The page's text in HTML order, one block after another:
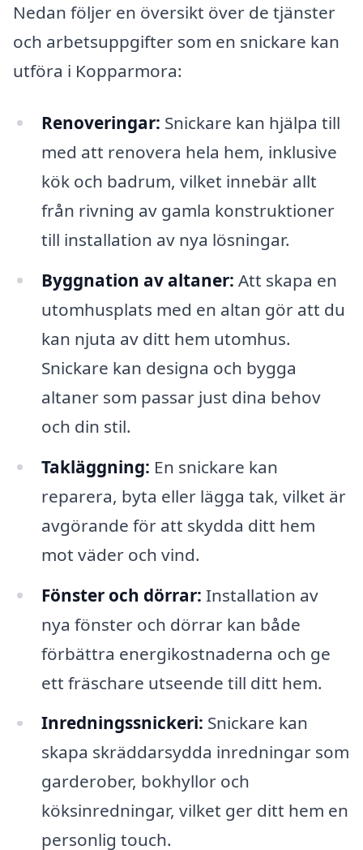
Nedan följer en översikt över de tjänster
och arbetsuppgifter som en snickare kan
utföra i Kopparmora:
Renoveringar: Snickare kan hjälpa till
med att renovera hela hem, inklusive
kök och badrum, vilket innebär allt
från rivning av gamla konstruktioner
till installation av nya lösningar.
Byggnation av altaner: Att skapa en
utomhusplats med en altan gör att du
kan njuta av ditt hem utomhus.
Snickare kan designa och bygga
altaner som passar just dina behov
och din stil.
Takläggning: En snickare kan
reparera, byta eller lägga tak, vilket är
avgörande för att skydda ditt hem
mot väder och vind.
Fönster och dörrar: Installation av
nya fönster och dörrar kan både
förbättra energikostnaderna och ge
ett fräschare utseende till ditt hem.
Inredningssnickeri: Snickare kan
skapa skräddarsydda inredningar som
garderober, bokhyllor och
köksinredningar, vilket ger ditt hem en
personlig touch.